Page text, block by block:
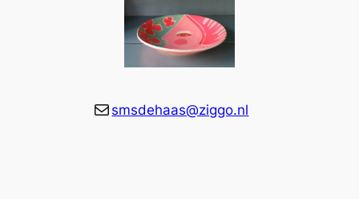
E-mailsmsdehaas@ziggo.nl